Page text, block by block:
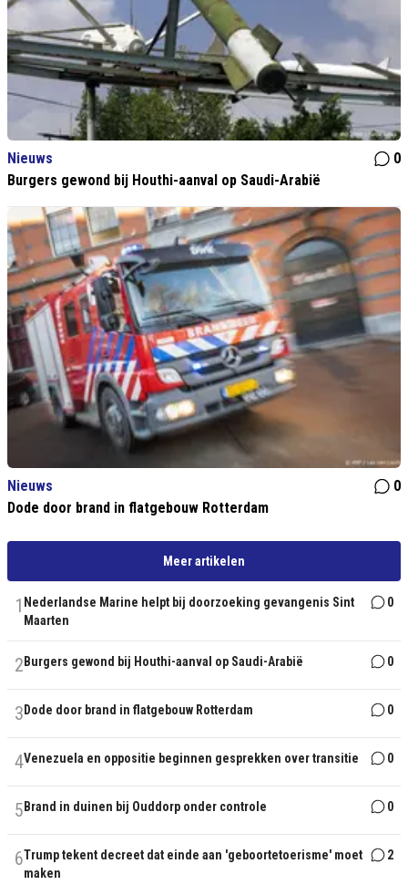
Nieuws
0
Burgers gewond bij Houthi-aanval op Saudi-Arabië
Nieuws
0
Dode door brand in flatgebouw Rotterdam
Meer artikelen
1 Nederlandse Marine helpt bij doorzoeking gevangenis Sint
Maarten
0
2 Burgers gewond bij Houthi-aanval op Saudi-Arabië 0
3 Dode door brand in flatgebouw Rotterdam 0
4Venezuela en oppositie beginnen gesprekken over transitie 0
5 Brand in duinen bij Ouddorp onder controle 0
6Trump tekent decreet dat einde aan 'geboortetoerisme' moet
maken
2